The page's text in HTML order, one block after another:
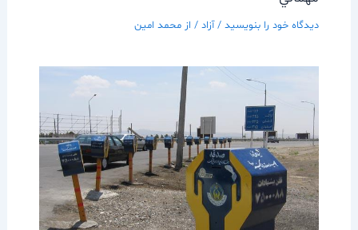
دیدگاه‌ خود را بنویسید /آزاد/ از محمد امین